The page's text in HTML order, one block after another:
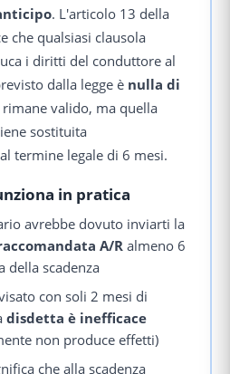
. L'articolo 13 della
che qualsiasi clausola
i diritti del conduttore al
dalla legge è nulla di
valido, ma quella
sostituita
termine legale di 6 mesi.
in pratica
avrebbe dovuto inviarti la
A/R almeno 6
della scadenza
con soli 2 mesi di
disdetta è inefficace
non produce effetti)
che alla scadenza